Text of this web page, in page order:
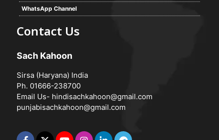
WhatsApp Channel
Contact Us
Sach Kahoon
Sirsa (Haryana) India
Ph. 01666-238700
Email Us- hindisachkahoon@gmail.com
punjabisachkahoon@gmail.com